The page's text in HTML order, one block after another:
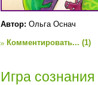
Автор: Ольга Оснач
Комментировать... (1)
Игра сознания